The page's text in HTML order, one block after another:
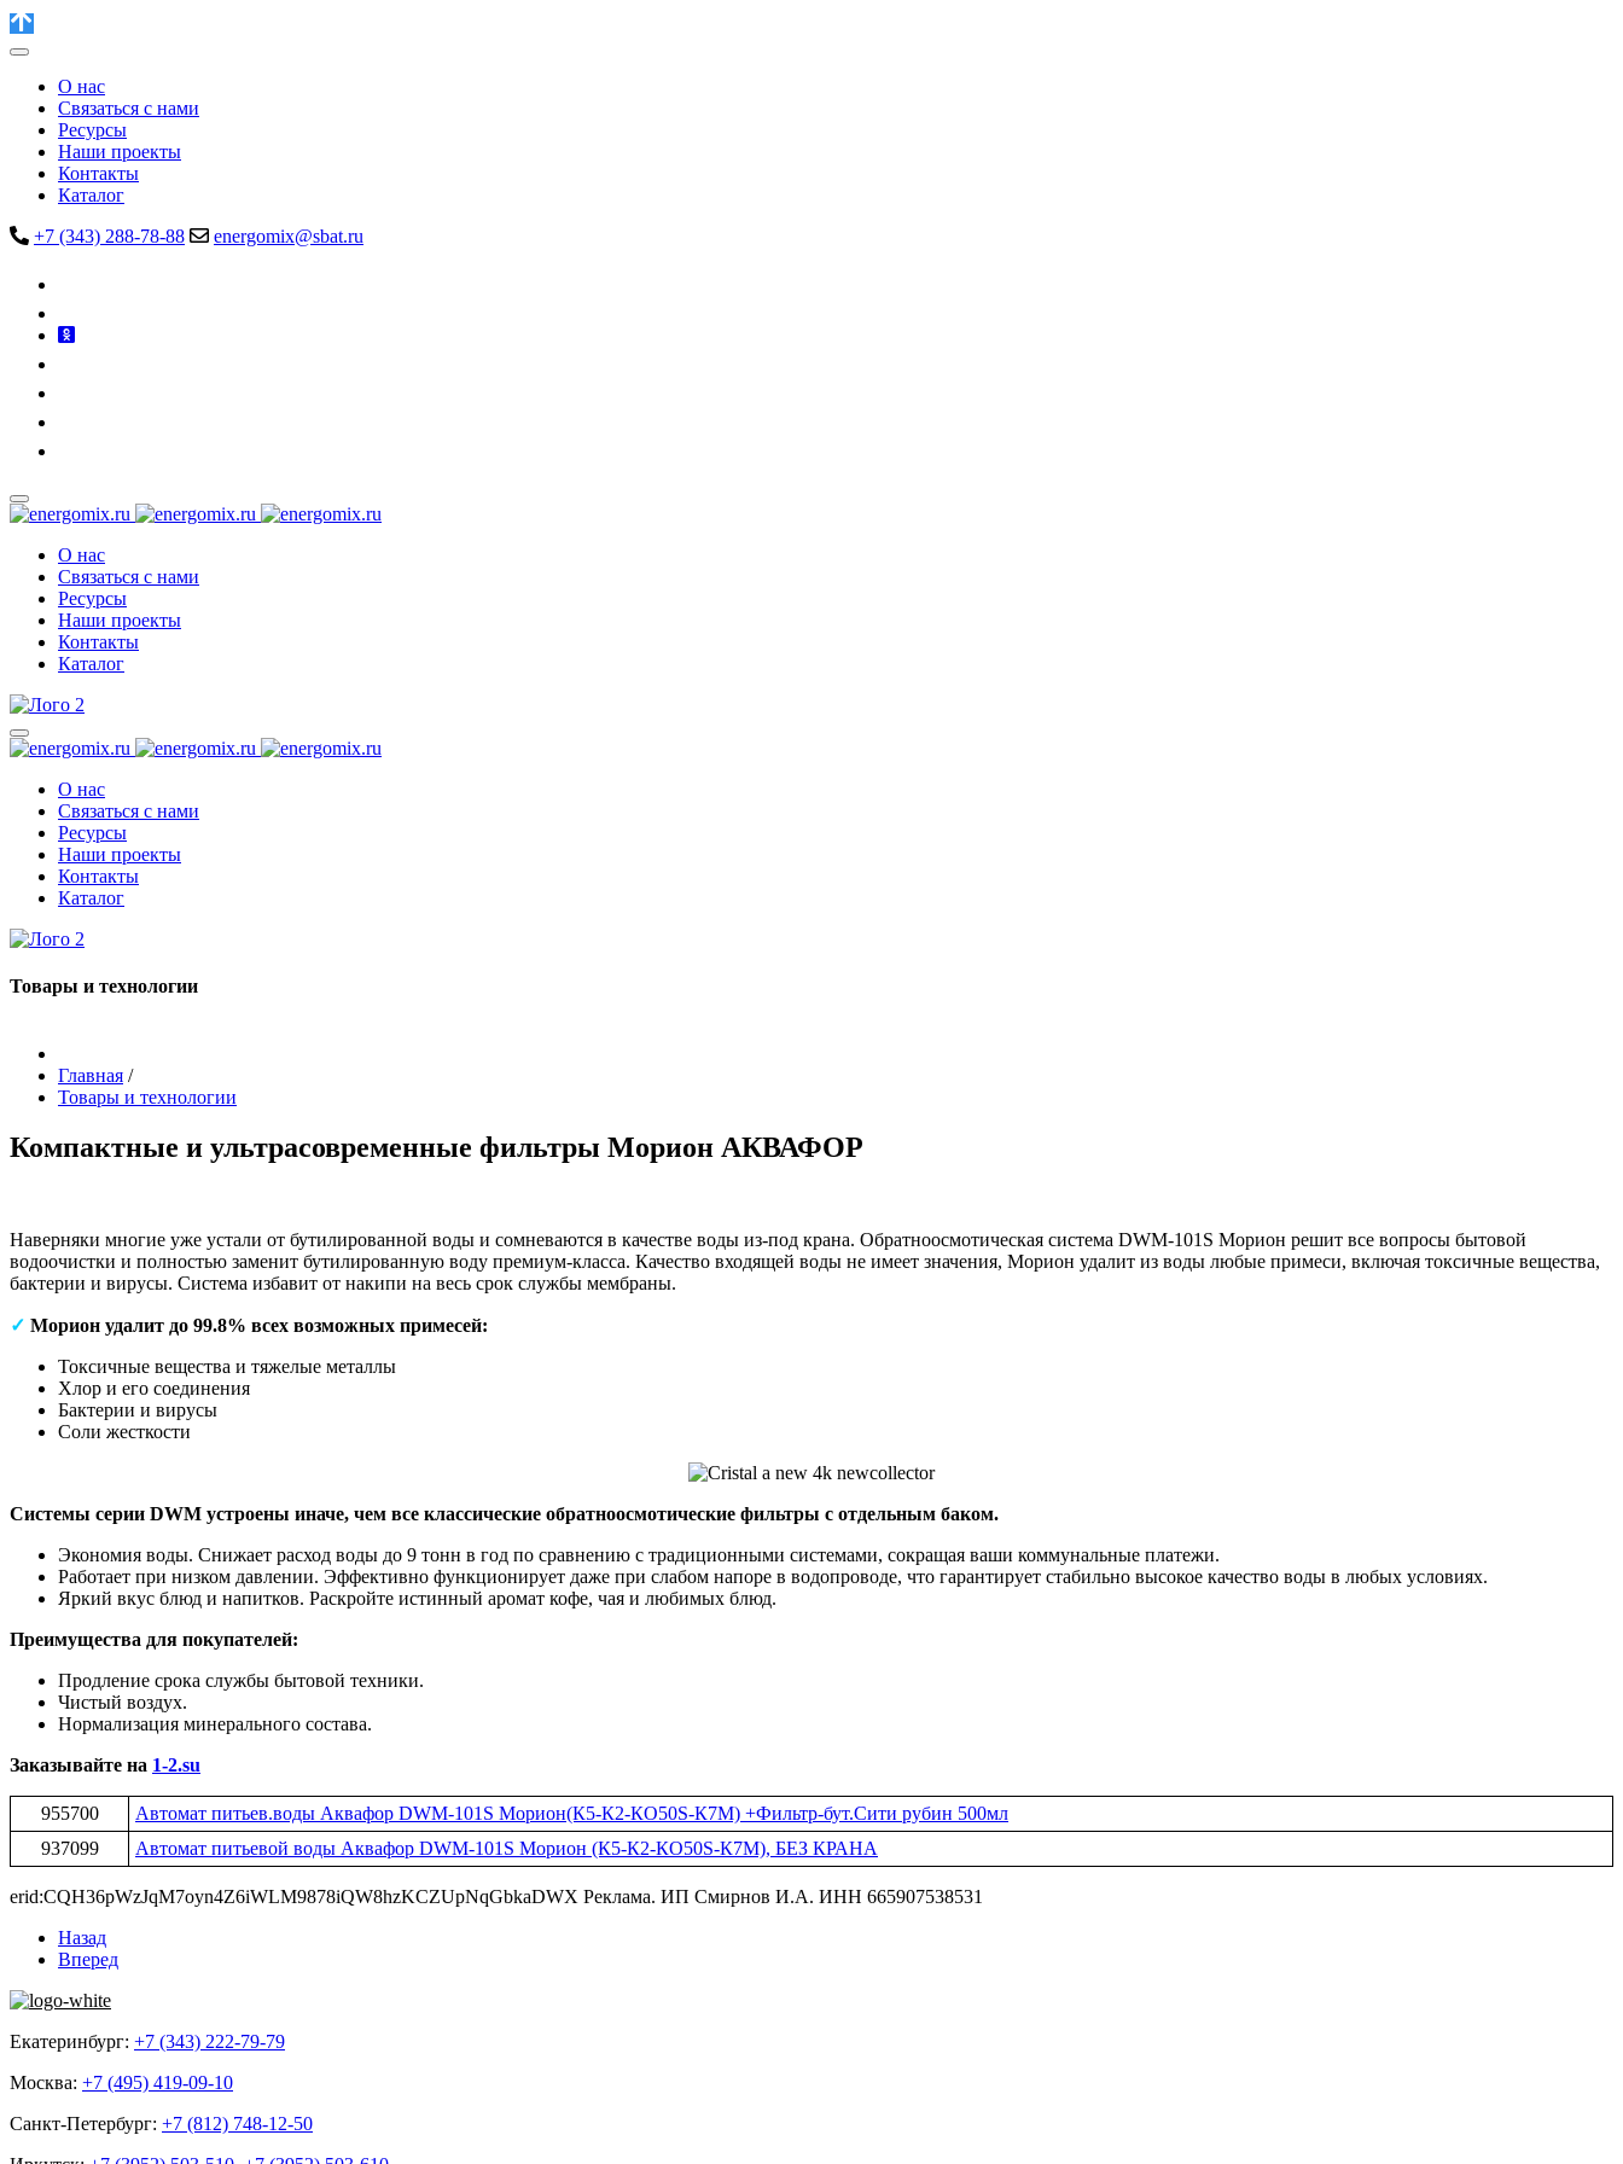
О нас
Связаться с нами
Ресурсы
Наши проекты
Контакты
Каталог
+7 (343) 288-78-88
energomix@sbat.ru
О нас
Связаться с нами
Ресурсы
Наши проекты
Контакты
Каталог
О нас
Связаться с нами
Ресурсы
Наши проекты
Контакты
Каталог
Товары и технологии
Главная /
Товары и технологии
Компактные и ультрасовременные фильтры Морион АКВАФОР
Наверняки многие уже устали от бутилированной воды и сомневаются в качестве воды из-под крана. Обратноосмотическая система DWM-101S Морион решит все вопросы бытовой
водоочистки и полностью заменит бутилированную воду премиум-класса. Качество входящей воды не имеет значения, Морион удалит из воды любые примеси, включая токсичные вещества,
бактерии и вирусы. Система избавит от накипи на весь срок службы мембраны.
✓ Морион удалит до 99.8% всех возможных примесей:
Токсичные вещества и тяжелые металлы
Хлор и его соединения
Бактерии и вирусы
Соли жесткости
Системы серии DWM устроены иначе, чем все классические обратноосмотические фильтры с отдельным баком.
Экономия воды. Снижает расход воды до 9 тонн в год по сравнению с традиционными системами, сокращая ваши коммунальные платежи.
Работает при низком давлении. Эффективно функционирует даже при слабом напоре в водопроводе, что гарантирует стабильно высокое качество воды в любых условиях.
Яркий вкус блюд и напитков. Раскройте истинный аромат кофе, чая и любимых блюд.
Преимущества для покупателей:
Продление срока службы бытовой техники.
Чистый воздух.
Нормализация минерального состава.
Заказывайте на 1-2.su
955700
Автомат питьев.воды Аквафор DWM-101S Морион(К5-К2-КО50S-К7М) +Фильтр-бут.Сити рубин 500мл
937099
Автомат питьевой воды Аквафор DWM-101S Морион (К5-К2-КО50S-К7М), БЕЗ КРАНА
erid:CQH36pWzJqM7oyn4Z6iWLM9878iQW8hzKCZUpNqGbkaDWX Реклама. ИП Смирнов И.А. ИНН 665907538531
Назад
Вперед
Екатеринбург: +7 (343) 222-79-79
Москва: +7 (495) 419-09-10
Санкт-Петербург: +7 (812) 748-12-50